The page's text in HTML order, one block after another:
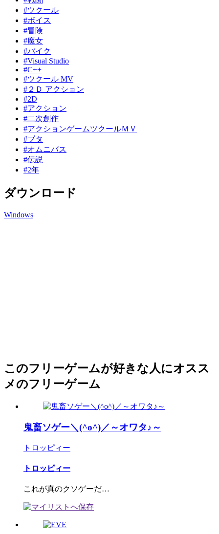
#ツクール
#ボイス
#冒険
#魔女
#バイク
#Visual Studio
#C++
#ツクール MV
#２Ｄ アクション
#2D
#アクション
#二次創作
#アクションゲームツクールＭＶ
#ブタ
#オムニバス
#伝説
#2年
ダウンロード
Windows
このフリーゲームが好きな人にオスス
メのフリーゲーム
鬼畜ソゲー＼(^o^)／～オワタ♪～
トロッピィー
トロッピィー
これが真のクソゲーだ…